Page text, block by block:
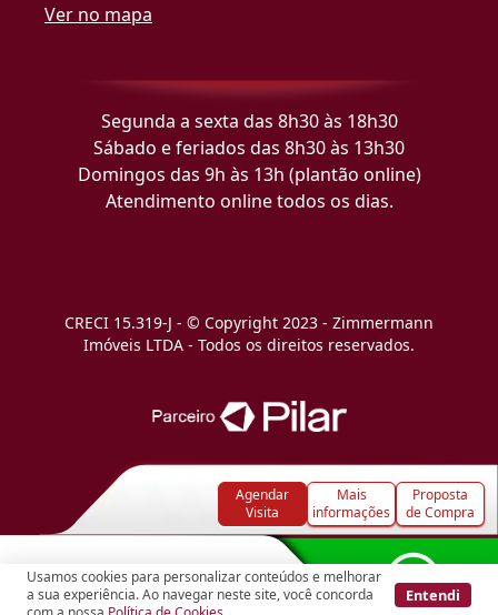
Usamos cookies para personalizar conteúdos e melhorar
a sua experiência. Ao navegar neste site, você concorda
Entendi
Agendar
Visita
Mais
informações
Proposta
de Compra
Ver no mapa
Segunda a sexta das 8h30 às 18h30
Sábado e feriados das 8h30 às 13h30
Domingos das 9h às 13h (plantão online)
Atendimento online todos os dias.
CRECI 15.319-J - © Copyright 2023 - Zimmermann
Imóveis LTDA - Todos os direitos reservados.